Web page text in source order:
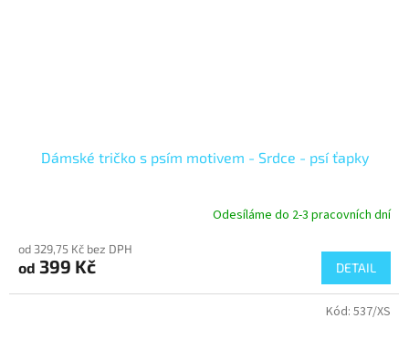
Dámské tričko s psím motivem - Srdce - psí ťapky
Odesíláme do 2-3 pracovních dní
od 329,75 Kč bez DPH
od 399 Kč DETAIL
Kód: 537/XS